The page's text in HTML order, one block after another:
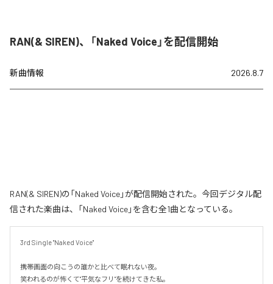
RAN(& SIREN)、「Naked Voice」を配信開始
新曲情報 2026.8.7
RAN(& SIREN)の「Naked Voice」が配信開始された。今回デジタル配
信された楽曲は、「Naked Voice」を含む全1曲となっている。
3rd Single "Naked Voice"
携帯画面の向こうの誰かと比べて眠れない夜。
笑われるのが怖くて"平気なフリ"を続けてきた私。